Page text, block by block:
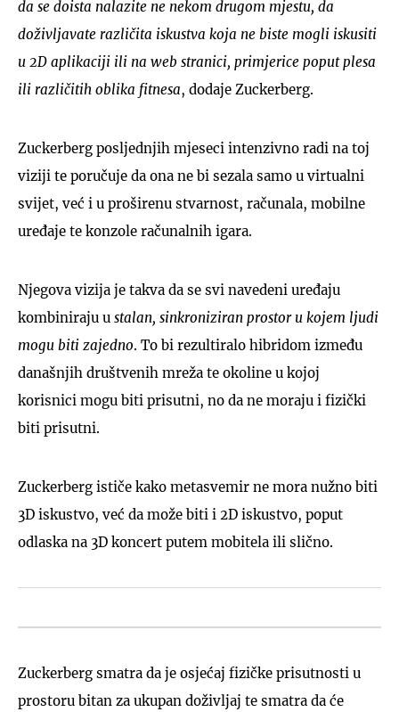
da se doista nalazite ne nekom drugom mjestu, da
doživljavate različita iskustva koja ne biste mogli iskusiti
u 2D aplikaciji ili na web stranici, primjerice poput plesa
ili različitih oblika fitnesa, dodaje Zuckerberg.
Zuckerberg posljednjih mjeseci intenzivno radi na toj
viziji te poručuje da ona ne bi sezala samo u virtualni
svijet, već i u proširenu stvarnost, računala, mobilne
uređaje te konzole računalnih igara.
Njegova vizija je takva da se svi navedeni uređaju
kombiniraju u stalan, sinkroniziran prostor u kojem ljudi
mogu biti zajedno. To bi rezultiralo hibridom između
današnjih društvenih mreža te okoline u kojoj
korisnici mogu biti prisutni, no da ne moraju i fizički
biti prisutni.
Zuckerberg ističe kako metasvemir ne mora nužno biti
3D iskustvo, već da može biti i 2D iskustvo, poput
odlaska na 3D koncert putem mobitela ili slično.
Zuckerberg smatra da je osjećaj fizičke prisutnosti u
prostoru bitan za ukupan doživljaj te smatra da će